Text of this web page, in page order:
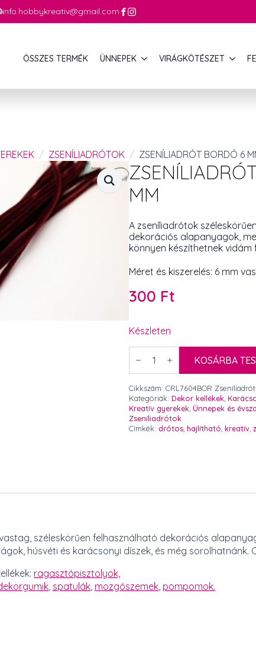
info.hobbykreativ@gmail.com
ÖSSZES TERMÉK ÜNNEPEK VIRÁGKÖTÉSZET
ZSENÍLIADRÓTOK ZSENÍLIADRÓT BORDÓ 6
MM
A zseníliadrótok
dekorációs alapanyagok,
könnyen készíthetnek vidám
Méret és kiszerelés: 6 mm
300 Ft
Készleten
Zseníliadrót
bordó
mennyiség
KOSÁRBA
Cikkszám: CRL7604BOR
Kategóriák: Dekor kellékek,
Kreatív gyerekek, Ünnepek és
Zseníliadrótok
Címkék: drótos, hajlítható, kreativ,
széleskörűen felhasználható dekorációs
húsvéti és karácsonyi díszek, és még sorolhatnánk.
ragasztópisztolyok,
, spatulák, mozgószemek, pompomok.